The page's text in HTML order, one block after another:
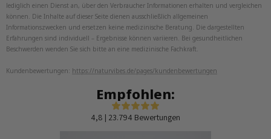
lediglich einen Dienst an, über den Verbraucher Informationen erhalten und vergleichen
können. Die Inhalte auf dieser Seite dienen ausschließlich allgemeinen
Informationszwecken und ersetzen keine medizinische Beratung. Die dargestellten
Erfahrungen sind individuell – Ergebnisse können variieren. Bei gesundheitlichen
Beschwerden wenden Sie sich bitte an eine medizinische Fachkraft.
Kundenbewertungen: https://naturvibes.de/pages/kundenbewertungen
Empfohlen:
4,8 | 23.794 Bewertungen